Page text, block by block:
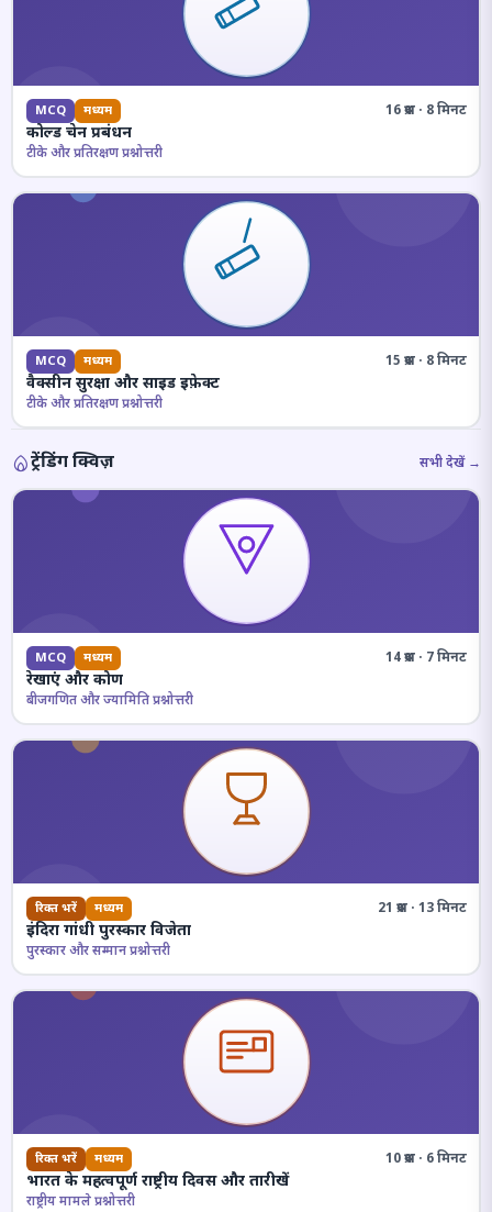
MCQ मध्यम 16 प्रश्न · 8 मिनट
कोल्ड चेन प्रबंधन
टीके और प्रतिरक्षण प्रश्नोत्तरी
MCQ मध्यम 15 प्रश्न · 8 मिनट
वैक्सीन सुरक्षा और साइड इफ़ेक्ट
टीके और प्रतिरक्षण प्रश्नोत्तरी
ट्रेंडिंग क्विज़ सभी देखें →
MCQ मध्यम 14 प्रश्न · 7 मिनट
रेखाएं और कोण
बीजगणित और ज्यामिति प्रश्नोत्तरी
रिक्त भरें मध्यम 21 प्रश्न · 13 मिनट
इंदिरा गांधी पुरस्कार विजेता
पुरस्कार और सम्मान प्रश्नोत्तरी
रिक्त भरें मध्यम 10 प्रश्न · 6 मिनट
भारत के महत्वपूर्ण राष्ट्रीय दिवस और तारीखें
राष्ट्रीय मामले प्रश्नोत्तरी